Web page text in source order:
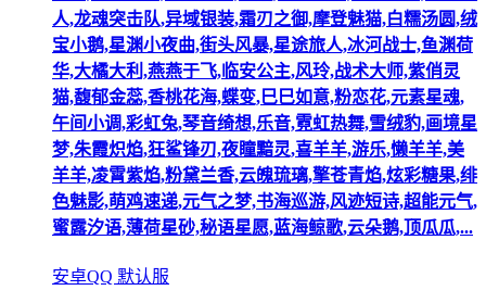
人,龙魂突击队,异域银装,霜刃之御,摩登魅猫,白糯汤圆,绒
宝小鹅,星渊小夜曲,街头风暴,星途旅人,冰河战士,鱼渊荷
华,大橘大利,燕燕于飞,临安公主,风玲,战术大师,紫俏灵
猫,馥郁金蕊,香桃花海,蝶变,巳巳如意,粉恋花,元素星魂,
午间小调,彩虹兔,琴音绮想,乐音,霓虹热舞,雪绒豹,画境星
梦,朱霞炽焰,狂鲨锋刃,夜瞳黯灵,喜羊羊,游乐,懒羊羊,美
羊羊,凌霄紫焰,粉黛兰香,云魄琉璃,擎苍青焰,炫彩糖果,绯
色魅影,萌鸡速递,元气之梦,书海巡游,风迹短诗,超能元气,
蜜露汐语,薄荷星砂,秘语星愿,蓝海鲸歌,云朵鹅,顶瓜瓜,...
安卓QQ 默认服